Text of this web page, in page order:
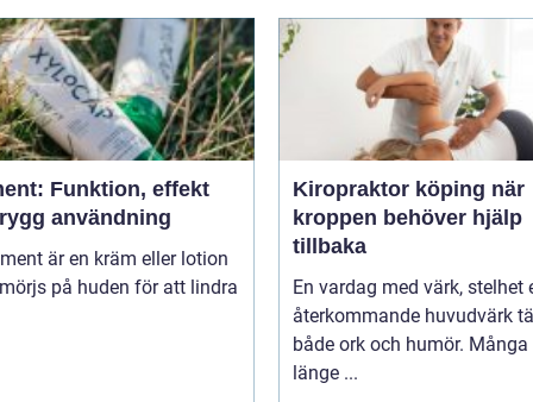
Funktion, effekt
användning
är en kräm eller lotion
på huden för att lindra
Kiropraktor köping när
kroppen behöver hjälp
tillbaka
En vardag med värk, stelhet
återkommande huvudvärk
både ork och humör. Många
länge ...